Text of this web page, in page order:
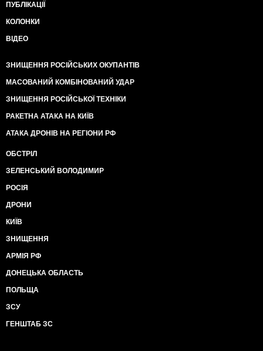
ПУБЛІКАЦІЇ
КОЛОНКИ
ВІДЕО
ЗНИЩЕННЯ РОСІЙСЬКИХ ОКУПАНТІВ
МАСОВАНИЙ КОМБІНОВАНИЙ УДАР
ЗНИЩЕННЯ РОСІЙСЬКОЇ ТЕХНІКИ
РАКЕТНА АТАКА НА КИЇВ
АТАКА ДРОНІВ НА РЕГІОНИ РФ
ОБСТРІЛ
ЗЕЛЕНСЬКИЙ ВОЛОДИМИР
РОСІЯ
ДРОНИ
КИЇВ
ЗНИЩЕННЯ
АРМІЯ РФ
ДОНЕЦЬКА ОБЛАСТЬ
ПОЛЬЩА
ЗСУ
ГЕНШТАБ ЗС